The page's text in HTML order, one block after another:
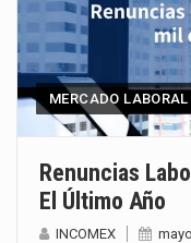
MERCADO LABORAL
Renuncias
El Último Año
INCOMEX